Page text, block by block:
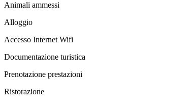
Animali ammessi
Alloggio
Accesso Internet Wifi
Documentazione turistica
Prenotazione prestazioni
Ristorazione